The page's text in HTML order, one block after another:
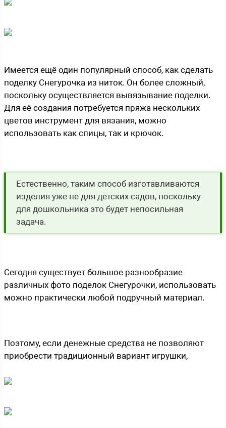
Имеется ещё один популярный способ, как сделать
поделку Снегурочка из ниток. Он более сложный,
поскольку осуществляется вывязывание поделки.
Для её создания потребуется пряжа нескольких
цветов инструмент для вязания, можно
использовать как спицы, так и крючок.
Естественно, таким способ изготавливаются
изделия уже не для детских садов, поскольку
для дошкольника это будет непосильная
задача.
Сегодня существует большое разнообразие
различных фото поделок Снегурочки, использовать
можно практически любой подручный материал.
Поэтому, если денежные средства не позволяют
приобрести традиционный вариант игрушки,